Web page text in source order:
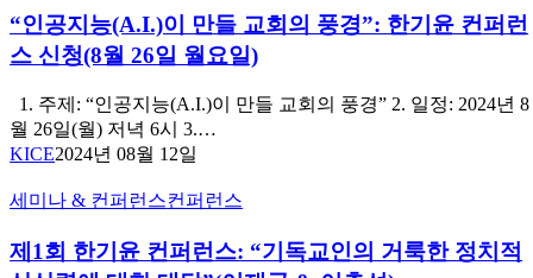
런
스
런
스
스
치:
“인
공
능
만
지
능
(A.I.)
이
만
들
교
회
풍
경”:
“인공지능(A.I.)이 만들 교회의 풍경”: 한기윤 컨퍼런
스 신청(8월 26일 월요일)
1. 주제: “인공지능(A.I.)이 만들 교회의 풍경” 2. 일정: 2024년 8
월 26일(월) 저녁 6시 3.…
KICE2024년 08월 12일
제
회
한
세미나 & 컨퍼런스컨퍼런스
제1회 한기윤 컨퍼런스: “기독교인의 거룩한 정치적